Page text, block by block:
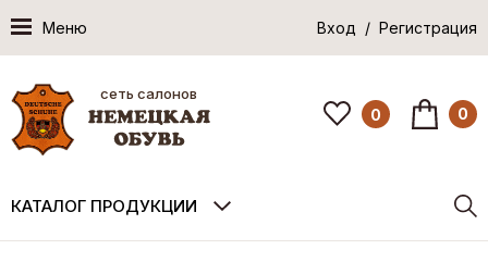
Меню Вход / Регистрация
сеть салонов
0 0
КАТАЛОГ ПРОДУКЦИИ